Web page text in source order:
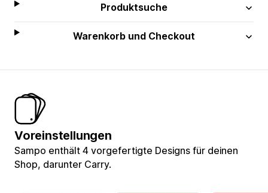
Produktsuche
Warenkorb und Checkout
Voreinstellungen
Sampo enthält 4 vorgefertigte Designs für deinen
Shop, darunter Carry.